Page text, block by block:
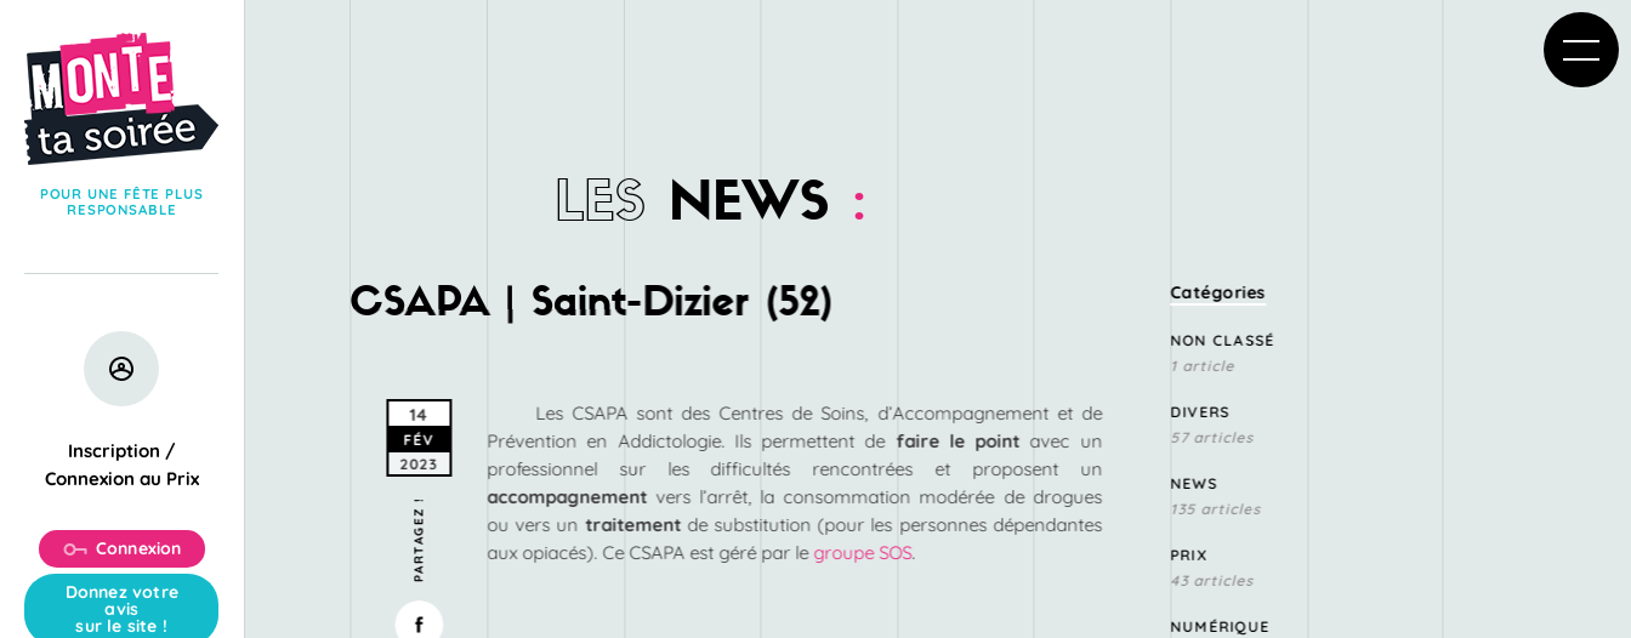
POUR UNE FÊTE PLUS
RESPONSABLE
Inscription /
Connexion au Prix
Connexion
Donnez votre
avis
sur le site !
LES NEWS :
CSAPA | Saint-Dizier (52)
Les CSAPA sont des Centres de Soins, d’Accompagnement et de
Prévention en Addictologie. Ils permettent defaire le point avec un
professionnel sur les difficultés rencontrées et proposent un
accompagnement vers l’arrêt, la consommation modérée de drogues
ou vers un traitementde substitution (pour les personnes dépendantes
aux opiacés). Ce CSAPA est géré par legroupe SOS.
14
FÉV
2023
PARTAGEZ !
Catégories
NON CLASSÉ
1 article
DIVERS
57 articles
NEWS
135 articles
PRIX
43 articles
NUMÉRIQUE